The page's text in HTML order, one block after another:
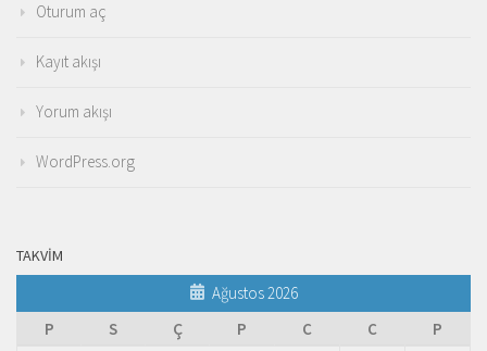
Oturum aç
Kayıt akışı
Yorum akışı
WordPress.org
TAKVIM
Ağustos 2026
P
S Ç P C C
P